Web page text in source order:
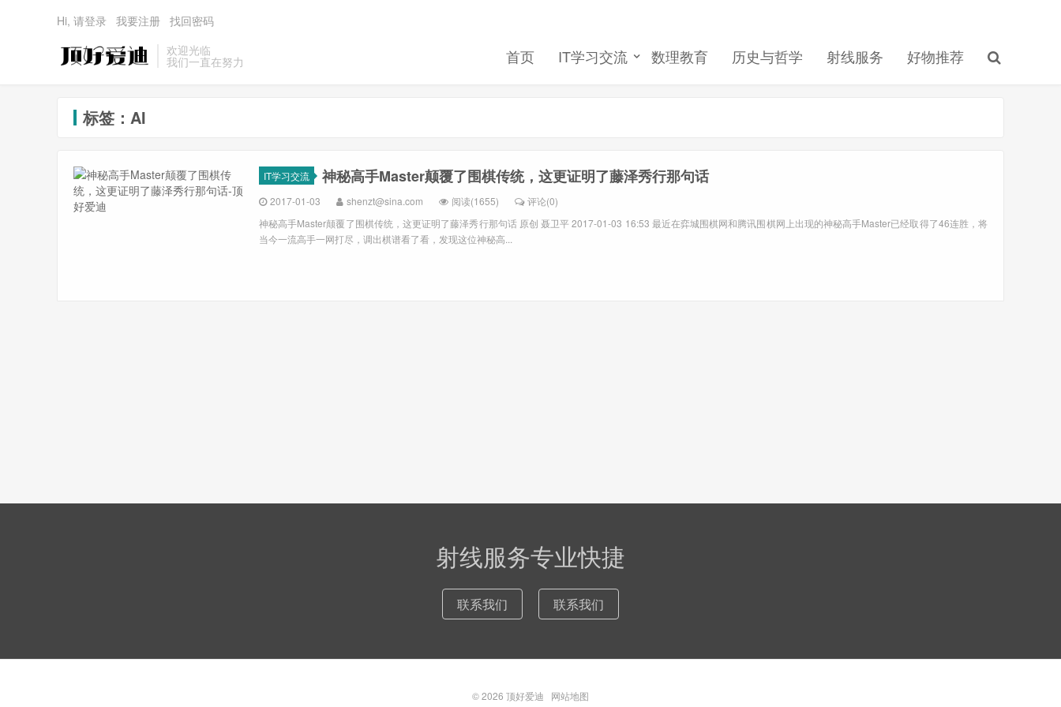
欢迎光临
我们一直在努力 首页 IT学习交流 数理教育 历史与哲学 射线服务 好物推荐
Hi, 请登录 我要注册 找回密码
标签：AI
IT学习交流 神秘高手Master颠覆了围棋传统，这更证明了藤泽秀行那句话
2017-01-03 shenzt@sina.com 阅读(1655)
评论(0)
神秘高手Master颠覆了围棋传统，这更证明了藤泽秀行那句话 原创 聂卫平 2017-01-03 16:53 最近在弈城围棋网和腾讯围棋网上出现的神秘高手Master已经取得了46连胜，将
当今一流高手一网打尽，调出棋谱看了看，发现这位神秘高...
射线服务专业快捷
联系我们 联系我们
© 2026 顶好爱迪
网站地图